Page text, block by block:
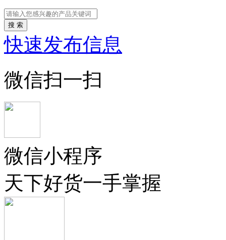
搜 索
快速发布信息
微信扫一扫
微信小程序
天下好货一手掌握